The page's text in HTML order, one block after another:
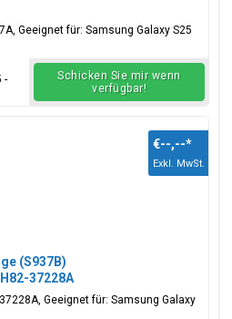
Geeignet für: Samsung Galaxy S25
-
Schicken Sie mir wenn
verfügbar!
(S937B)
37228A
Geeignet für: Samsung Galaxy
€--,--*
Exkl. MwSt.